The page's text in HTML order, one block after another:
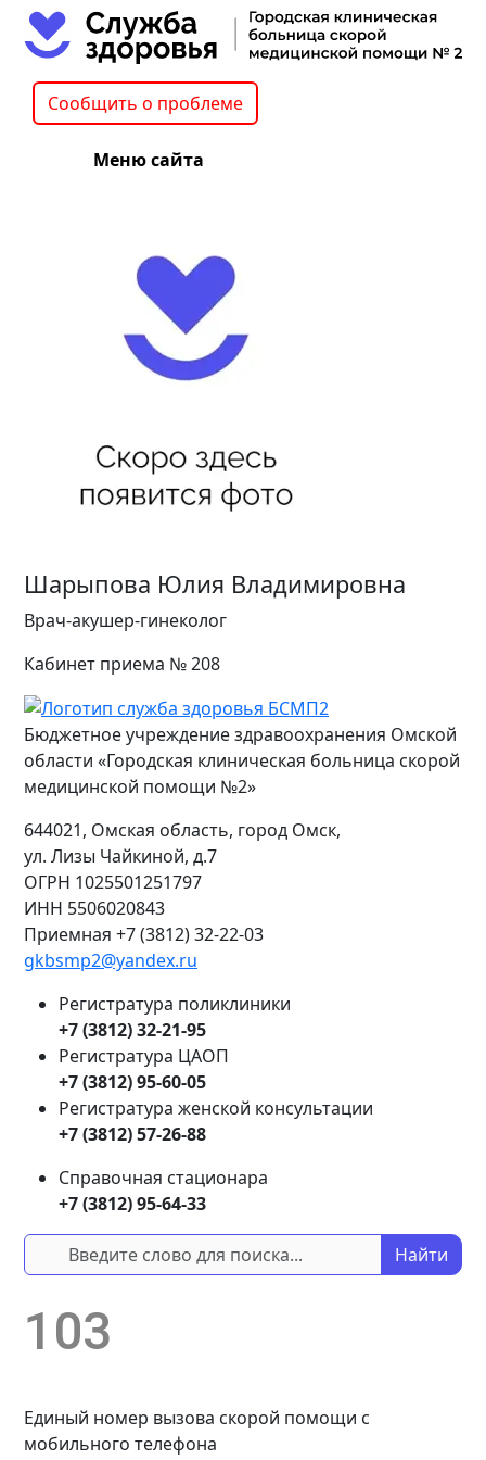
Сообщить о проблеме
Меню сайта
Шарыпова Юлия Владимировна
Врач-акушер-гинеколог
Кабинет приема № 208
Бюджетное учреждение здравоохранения Омской
области «Городская клиническая больница скорой
медицинской помощи №2»
644021, Омская область, город Омск,
ул. Лизы Чайкиной, д.7
ОГРН 1025501251797
ИНН 5506020843
Приемная +7 (3812) 32-22-03
gkbsmp2@yandex.ru
Регистратура поликлиники
+7 (3812) 32-21-95
Регистратура ЦАОП
+7 (3812) 95-60-05
Регистратура женской консультации
+7 (3812) 57-26-88
Справочная стационара
+7 (3812) 95-64-33
Найти
103
Единый номер вызова скорой помощи с
мобильного телефона